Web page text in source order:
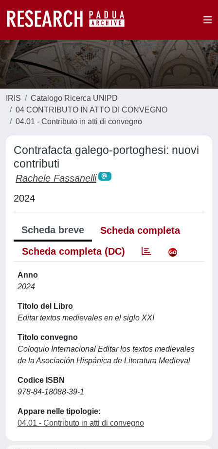
IRIS
Catalogo Ricerca UNIPD
04 CONTRIBUTO IN ATTO DI CONVEGNO
04.01 - Contributo in atti di convegno
Contrafacta galego-portoghesi: nuovi
contributi
Rachele Fassanelli
2024
Scheda breve
Scheda completa
Scheda completa (DC)
Anno
2024
Titolo del Libro
Editar textos medievales en el siglo XXI
Titolo convegno
Coloquio Internacional Editar los textos medievales
de la Asociación Hispánica de Literatura Medieval
Codice ISBN
978-84-18088-39-1
Appare nelle tipologie:
04.01 - Contributo in atti di convegno